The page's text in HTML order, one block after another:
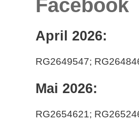
Facebook
April 2026:
RG2649547;
Mai 2026:
RG2654621;